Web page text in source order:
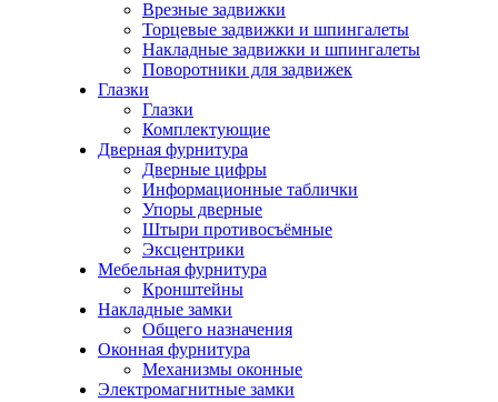
Врезные задвижки
Торцевые задвижки и шпингалеты
Накладные задвижки и шпингалеты
Поворотники для задвижек
Глазки
Глазки
Комплектующие
Дверная фурнитура
Дверные цифры
Информационные таблички
Упоры дверные
Штыри противосъёмные
Эксцентрики
Мебельная фурнитура
Кронштейны
Накладные замки
Общего назначения
Оконная фурнитура
Механизмы оконные
Электромагнитные замки